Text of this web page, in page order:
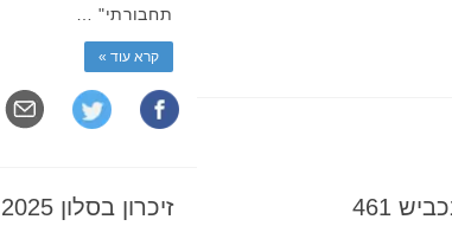
תחבורתי" …
קרא עוד »
זיכרון בסלון 2025 – היכן ניתן להתארח ביהוד-מונוסון? 461